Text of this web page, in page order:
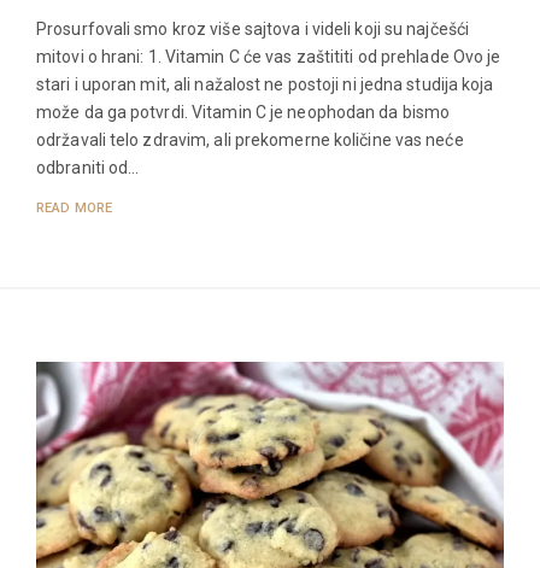
Prosurfovali smo kroz više sajtova i videli koji su najčešći
mitovi o hrani: 1. Vitamin C će vas zaštititi od prehlade Ovo je
stari i uporan mit, ali nažalost ne postoji ni jedna studija koja
može da ga potvrdi. Vitamin C je neophodan da bismo
održavali telo zdravim, ali prekomerne količine vas neće
odbraniti od…
READ MORE